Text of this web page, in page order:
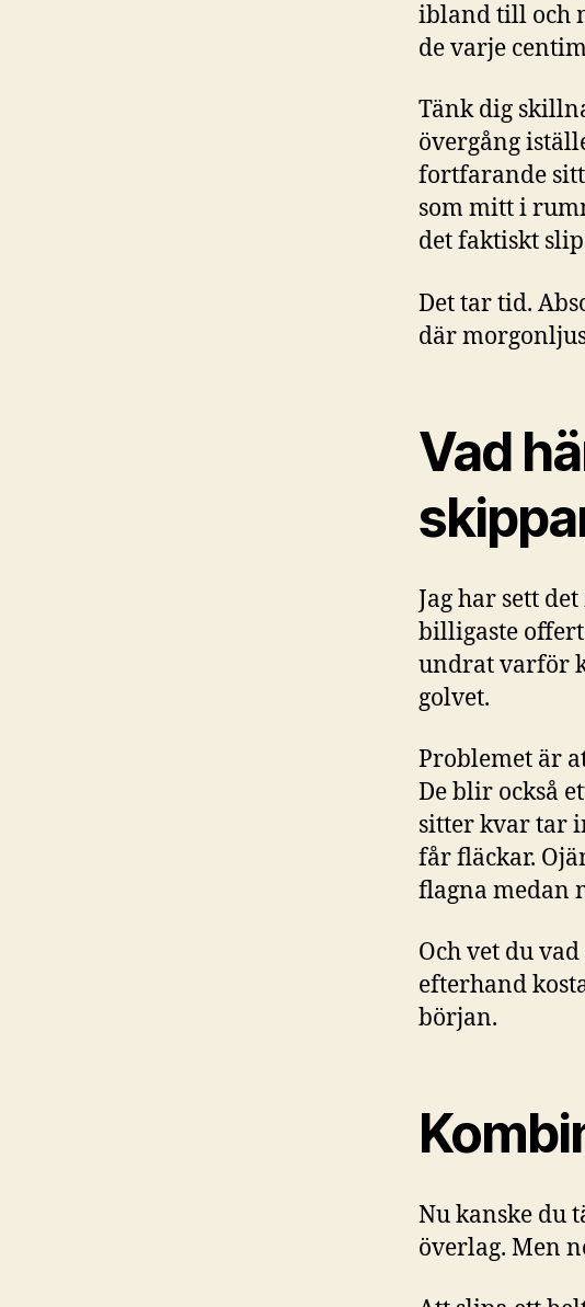
ibland till och
de varje
Tänk dig
övergång
fortfarande
som mitt i
det faktiskt
Det tar tid.
där
Vad
Jag har sett
billigaste
undrat varför
golvet.
Problemet är
De blir också
sitter kvar tar
får fläckar.
flagna medan
Och vet du
efterhand
början.
Nu kanske du
överlag. Men